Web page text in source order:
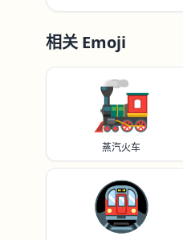
相关 Emoji
🚂
蒸汽火车
🚇️